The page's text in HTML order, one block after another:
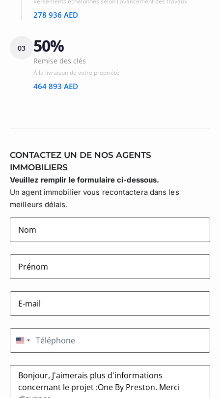
278 936 AED
03 50%
Remise des clés
À la livraison de votre propriété
464 893 AED
CONTACTEZ UN DE NOS AGENTS
IMMOBILIERS
Veuillez remplir le formulaire ci-dessous.
Un agent immobilier vous recontactera dans les
meilleurs délais.
lastname(Nécessaire)
firstname(Nécessaire)
E-
mail(Nécessaire)
Téléphone(Nécessaire)
États-Unis +1
Message